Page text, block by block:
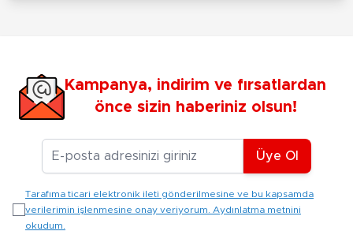
Kampanya, indirim ve fırsatlardan
önce sizin haberiniz olsun!
E-posta Adresiniz
Üye Ol
Tarafıma ticari elektronik ileti gönderilmesine ve bu kapsamda
verilerimin işlenmesine onay veriyorum. Aydınlatma metnini
okudum.